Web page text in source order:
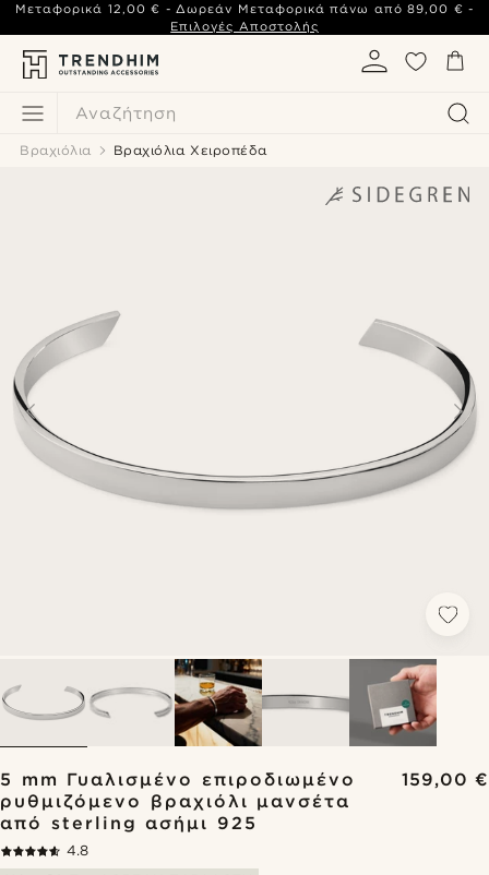
Αναζήτηση
Μεταφορικά 12,00 € - Δωρεάν Μεταφορικά πάνω από 89,00 € -
Επιλογές Αποστολής
Βραχιόλια Βραχιόλια Χειροπέδα
5 mm Γυαλισμένο επιροδιωμένο
ρυθμιζόμενο βραχιόλι μανσέτα
από sterling ασήμι 925
159,00 €
4.8